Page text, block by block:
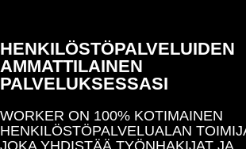
HENKILÖSTÖPALVELUIDEN
AMMATTILAINEN
PALVELUKSESSASI
WORKER ON 100% KOTIMAINEN
HENKILÖSTÖPALVELUALAN
JOKA YHDISTÄÄ TYÖNHAKIJAT JA